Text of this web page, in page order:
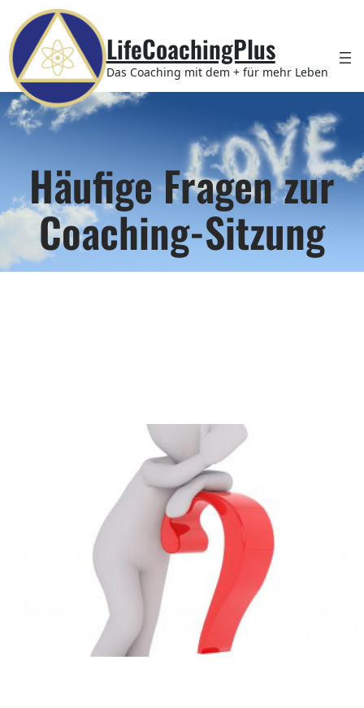
Inhalt
springen
LifeCoachingPlus
Das Coaching mit dem + für mehr Leben
Häufige Fragen zur
Coaching-Sitzung